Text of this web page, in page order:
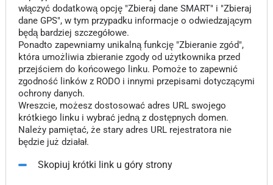
włączyć dodatkową opcję "Zbieraj dane SMART" i "Zbieraj
dane GPS", w tym przypadku informacje o odwiedzającym
będą bardziej szczegółowe.
Ponadto zapewniamy unikalną funkcję "Zbieranie zgód",
która umożliwia zbieranie zgody od użytkownika przed
przejściem do końcowego linku. Pomoże to zapewnić
zgodność linków z RODO i innymi przepisami dotyczącymi
ochrony danych.
Wreszcie, możesz dostosować adres URL swojego
krótkiego linku i wybrać jedną z dostępnych domen.
Należy pamiętać, że stary adres URL rejestratora nie
będzie już działał.
Skopiuj krótki link u góry strony